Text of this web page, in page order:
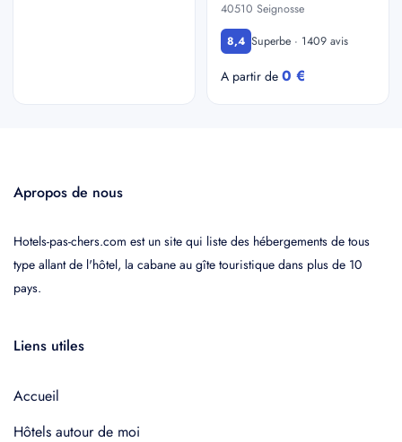
40510 Seignosse
8,4 Superbe · 1409 avis
A partir de 0 €
Apropos de nous
Hotels-pas-chers.com est un site qui liste des hébergements de tous
type allant de l'hôtel, la cabane au gîte touristique dans plus de 10
pays.
Liens utiles
Accueil
Hôtels autour de moi